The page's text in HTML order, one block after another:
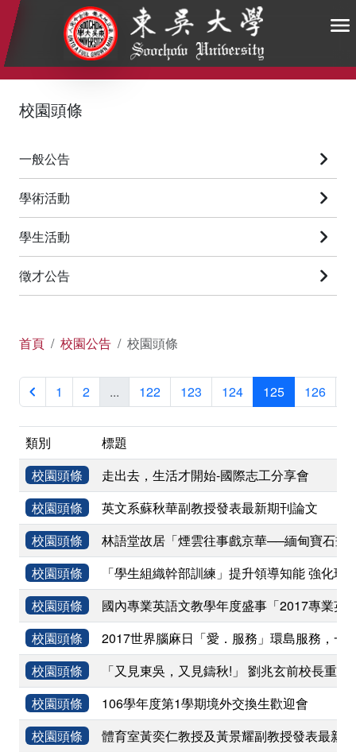
:::
校園頭條
一般公告
學術活動
學生活動
徵才公告
首頁 校園公告 校園頭條
1 2 ... 122 123 124 125 126
類別
標題
校園頭條
走出去，生活才開始-國際志工分享會
校園頭條
英文系蘇秋華副教授發表最新期刊論文
校園頭條
林語堂故居「煙雲往事戲京華──緬甸寶石畫
校園頭條
「學生組織幹部訓練」提升領導知能 強化班
校園頭條
國內專業英語文教學年度盛事「2017專業英
校園頭條
2017世界腦麻日「愛．服務」環島服務，一
校園頭條
「又見東吳，又見鑄秋!」 劉兆玄前校長重
校園頭條
106學年度第1學期境外交換生歡迎會
校園頭條
體育室黃奕仁教授及黃景耀副教授發表最新